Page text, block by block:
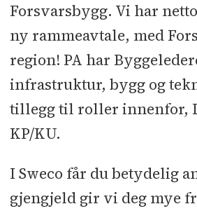
Forsvarsbygg. Vi har
ny rammeavtale, med
region! PA har
infrastruktur, bygg og
tillegg til roller innenfor,
KP/KU.
I Sweco får du betydelig
gjengjeld gir vi deg mye